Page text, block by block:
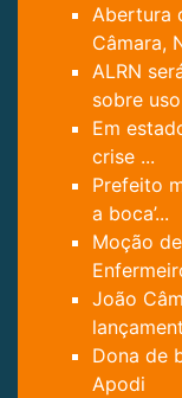
Abertura
Câmara,
ALRN
sobre
Em
crise ...
Prefeito
a boca’...
Moção
João
Dona de
Apodi